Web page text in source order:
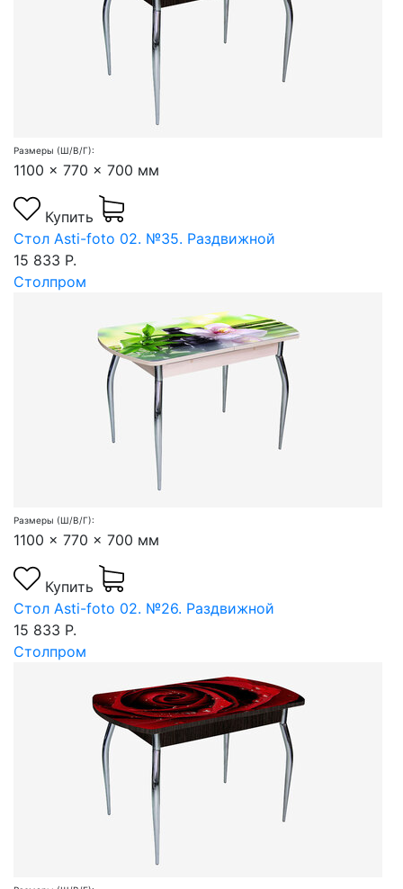
Размеры (Ш/В/Г):
1100 x 770 x 700 мм
Купить
Стол Asti-foto 02. №35. Раздвижной
15 833 Р.
Столпром
Размеры (Ш/В/Г):
1100 x 770 x 700 мм
Купить
Стол Asti-foto 02. №26. Раздвижной
15 833 Р.
Столпром